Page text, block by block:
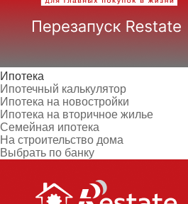
Ипотека
Ипотечный калькулятор
Ипотека на новостройки
Ипотека на вторичное жилье
Семейная ипотека
На строительство дома
Выбрать по банку